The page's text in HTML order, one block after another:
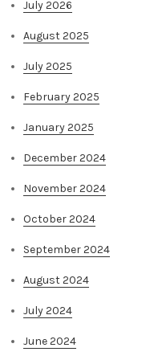
July 2026
August 2025
July 2025
February 2025
January 2025
December 2024
November 2024
October 2024
September 2024
August 2024
July 2024
June 2024